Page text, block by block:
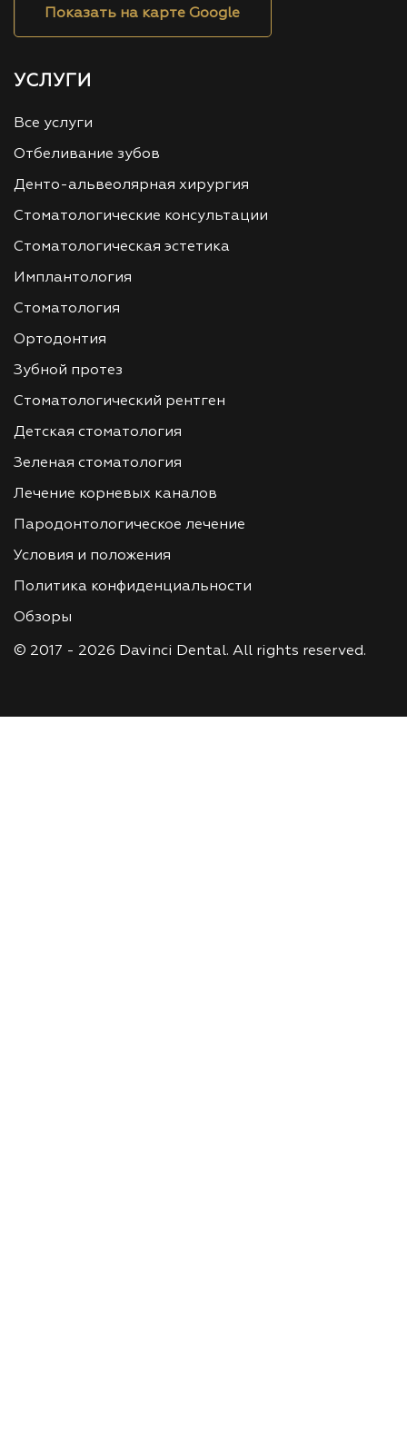
Показать на карте Google
УСЛУГИ
Все услуги
Отбеливание зубов
Денто-альвеолярная хирургия
Стоматологические консультации
Стоматологическая эстетика
Имплантология
Стоматология
Ортодонтия
Зубной протез
Стоматологический рентген
Детская стоматология
Зеленая стоматология
Лечение корневых каналов
Пародонтологическое лечение
Условия и положения
Политика конфиденциальности
Обзоры
© 2017 - 2026 Davinci Dental. All rights reserved.